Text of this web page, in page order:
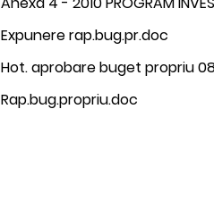
Expunere rap.bug.pr.doc
Hot. aprobare buget propriu
Rap.bug.propriu.doc